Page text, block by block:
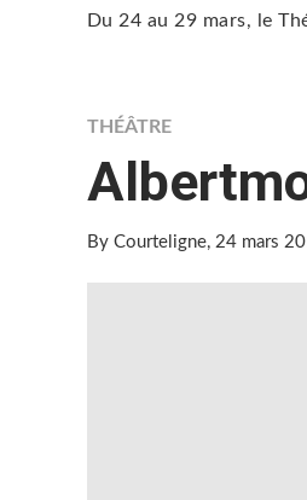
Du 24 au 29 mars, le
THÉÂTRE
By Courteligne, 24 mars